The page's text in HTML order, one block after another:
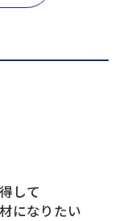
して
になりたい